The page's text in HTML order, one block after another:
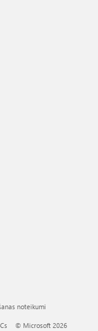
noteikumi
© Microsoft 2026